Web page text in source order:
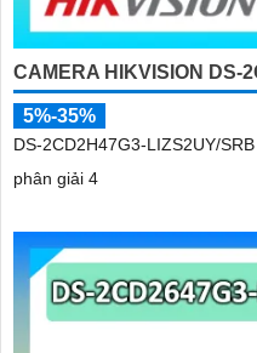
CAMERA HIKVISION DS-
5%-35%
DS-2CD2H47G3-LIZS2UY/
phân giải 4